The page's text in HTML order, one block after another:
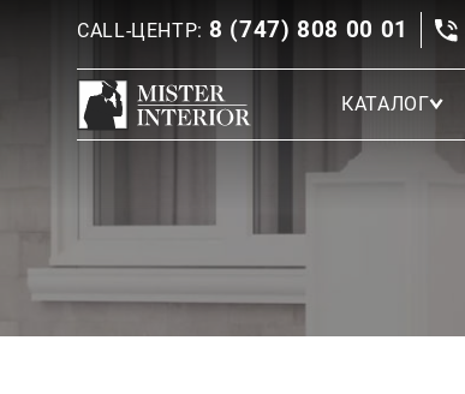
CALL-ЦЕНТР: 8 (747) 808 00 01
КАТАЛОГ